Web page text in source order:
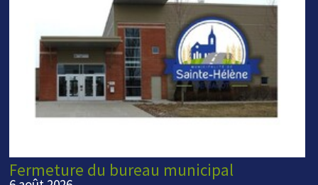
Fermeture du bureau municipal